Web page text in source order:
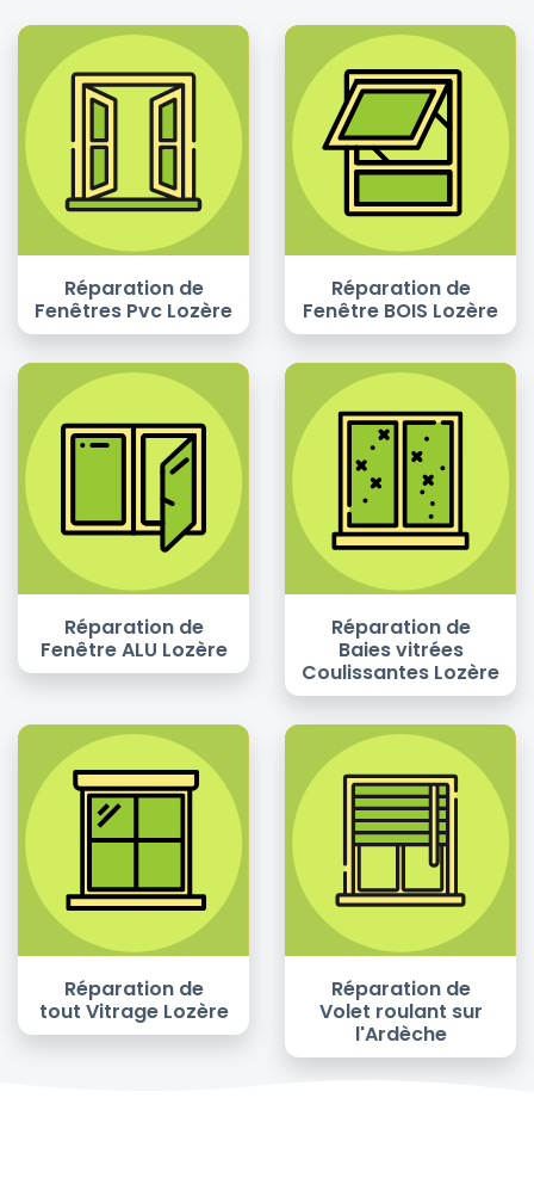
Réparation de
Fenêtres Pvc Lozère
Réparation de
Fenêtre BOIS Lozère
Réparation de
Fenêtre ALU Lozère
Réparation de
Baies vitrées
Coulissantes Lozère
Réparation de
tout Vitrage Lozère
Réparation de
Volet roulant sur
l'Ardèche